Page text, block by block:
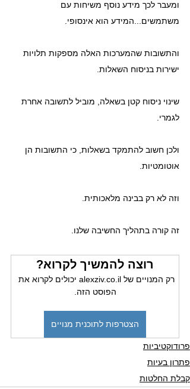
ומעבר לכך מידע נוסף משיחות עם
משתמשים...המידע הוא אינסופי.
והתשובות שהמערכות האלה מספקות תלויות
ישירות בניסוח השאלות.
שינוי ניסוח קטן בשאלה, מוביל לתשובה אחרת
לגמרי.
ולכן חשוב להתמקד בשאלות, כי התשובות הן
אוטומטיות.
וזה לא רק בבינה מלאכותית.
זה קורה בתהליך החשיבה שלנו.
רוצה להמשיך לקרוא?
רק המנויים של alexziv.co.il יכולים לקרוא את
הפוסט הזה.
הצטרפות לתוכנית מנויים
פרודוקטיביות
פתרון בעיות
קבלת החלטות